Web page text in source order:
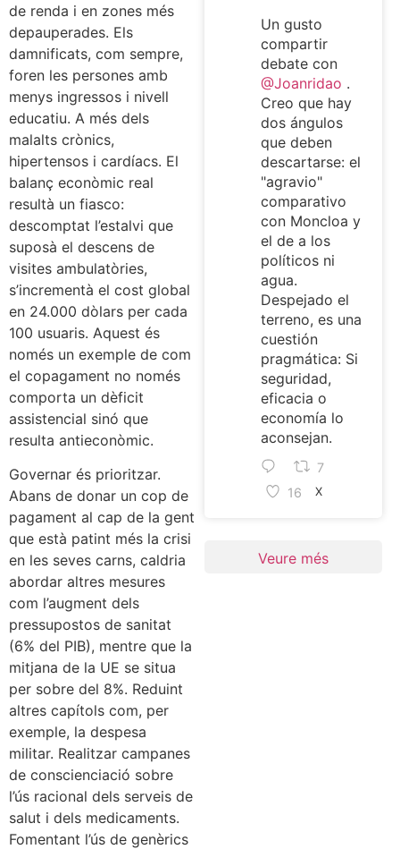
de renda i en zones més
depauperades. Els
damnificats, com sempre,
foren les persones amb
menys ingressos i nivell
educatiu. A més dels
malalts crònics,
hipertensos i cardíacs. El
balanç econòmic real
resultà un fiasco:
descomptat l’estalvi que
suposà el descens de
visites ambulatòries,
s’incrementà el cost global
en 24.000 dòlars per cada
100 usuaris. Aquest és
només un exemple de com
el copagament no només
comporta un dèficit
assistencial sinó que
resulta antieconòmic.
Governar és prioritzar.
Abans de donar un cop de
pagament al cap de la gent
que està patint més la crisi
en les seves carns, caldria
abordar altres mesures
com l’augment dels
pressupostos de sanitat
(6% del PIB), mentre que la
mitjana de la UE se situa
per sobre del 8%. Reduint
altres capítols com, per
exemple, la despesa
militar. Realitzar campanes
de conscienciació sobre
l’ús racional dels serveis de
salut i dels medicaments.
Fomentant l’ús de genèrics
Un gusto
compartir
debate con
@Joanridao .
Creo que hay
dos ángulos
que deben
descartarse: el
"agravio"
comparativo
con Moncloa y
el de a los
políticos ni
agua.
Despejado el
terreno, es una
cuestión
pragmática: Si
seguridad,
eficacia o
economía lo
aconsejan.
7
16
X
Veure més